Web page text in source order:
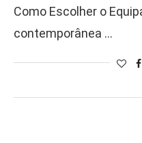
Como Escolher o
contemporânea …